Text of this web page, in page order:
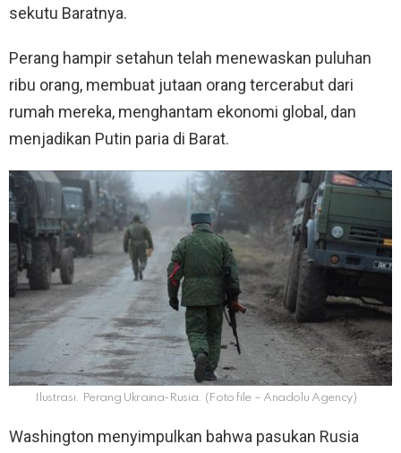
sekutu Baratnya.
Perang hampir setahun telah menewaskan puluhan
ribu orang, membuat jutaan orang tercerabut dari
rumah mereka, menghantam ekonomi global, dan
menjadikan Putin paria di Barat.
Ilustrasi. Perang Ukraina-Rusia. (Foto file – Anadolu Agency)
Washington menyimpulkan bahwa pasukan Rusia